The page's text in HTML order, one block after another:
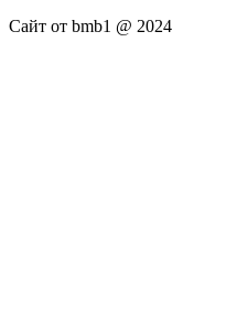
Сайт от bmb1 @ 2024